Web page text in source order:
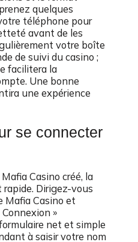
quelques
téléphone pour
avant de les
votre boîte
de suivi du casino ;
facilitera la
Une bonne
une expérience
se connecter
Casino créé, la
Dirigez-vous
Mafia Casino et
»
net et simple
à saisir votre nom